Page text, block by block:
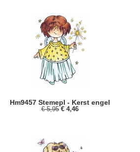
Hm9457 Stemepl - Kerst engel
€ 5,95 € 4,46